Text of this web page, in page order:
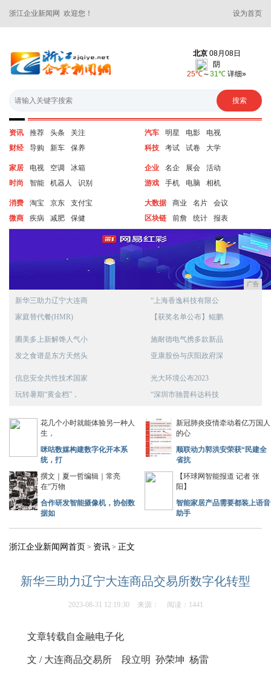
浙江企业新闻网 欢迎您！ 设为首页
资讯 推荐 头条
关注
财经
导购 新车 保养
汽车 明星 电影
电视
科技
考试 试卷 大学
家居 电视 空调
冰箱
时尚
智能 机器人 识别
企业 名企 展会
活动
游戏
手机 电脑 相机
消费 淘宝 京东
支付宝
微商
疾病 减肥 保健
大数据 商业 名片
会议
区块链
前詹 统计 报表
广告
新华三助力辽宁大连商
家庭替代餐(HMR)
“上海香逸科技有限公
【获奖名单公布】鲲鹏
圃美多上新解馋人气小
发之食谱是东方天然头
施耐德电气携多款新品
亚康股份与庆阳政府深
信息安全共性技术国家
玩转暑期“黄金档”，
光大环境公布2023
“深圳市驰普科达科技
花几个小时就能体验另一种人
生，
咪咕数媒构建数字化开本系
统，打
新冠肺炎疫情牵动着亿万国人
的心
顺联动力郭洪安荣获“民建全
省抗
撰文｜夏一哲编辑｜常亮
在“万物
合作研发智能摄像机，协创数
据如
【环球网智能报道 记者 张
阳】
智能家居产品需要都装上语音
助手
浙江企业新闻网首页 > 资讯 > 正文
新华三助力辽宁大连商品交易所数字化转型
2023-08-31 12:19:30 来源： 阅读：1441
文章转载自金融电子化
文 / 大连商品交易所 段立明 孙荣坤 杨雷